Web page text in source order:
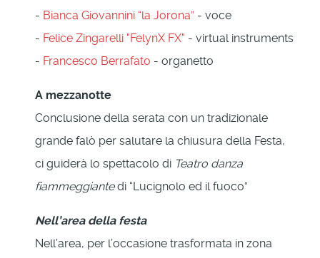
- Bianca Giovannini “la Jorona” - voce
- Felice Zingarelli "FelynX FX" - virtual instruments
- Francesco Berrafato - organetto
A mezzanotte
Conclusione della serata con un tradizionale
grande falò per salutare la chiusura della Festa,
ci guiderà lo spettacolo di Teatro danza
fiammeggiantedi “Lucignolo ed il fuoco”
Nell’area della festa
Nell’area, per l’occasione trasformata in zona